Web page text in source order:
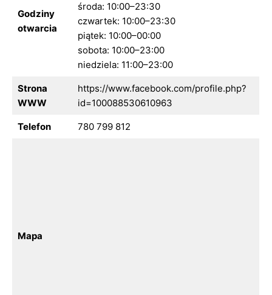
Godziny
otwarcia
środa: 10:00–23:30
czwartek: 10:00–23:30
piątek: 10:00–00:00
sobota: 10:00–23:00
niedziela: 11:00–23:00
Strona
WWW
https://www.facebook.com/profile.php?
id=100088530610963
Telefon 780 799 812
Mapa